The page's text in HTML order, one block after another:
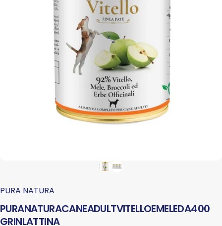
PURA NATURA
PURANATURACANEADULTVITELLOEMELEDA400
GRINLATTINA